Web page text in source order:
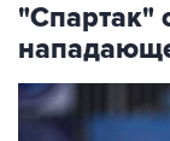
"Спартак"